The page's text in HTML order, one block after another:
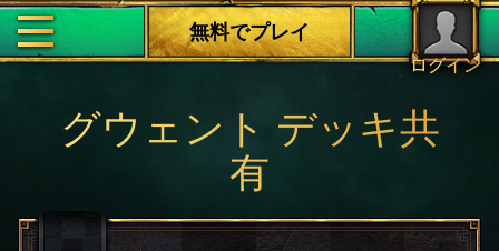
ログイン
無料でプレイ
グウェント デッキ共
有